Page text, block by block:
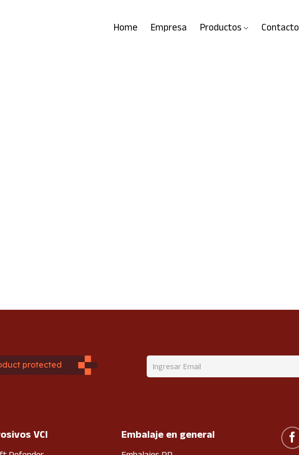
Home Empresa Productos Contacto
protected
VCI Embalaje en general